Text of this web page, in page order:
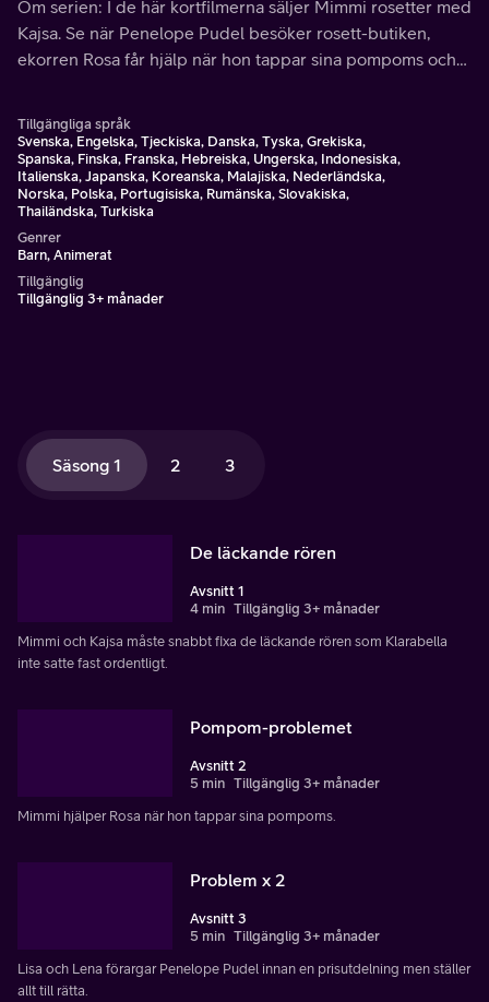
Om serien: I de här kortfilmerna säljer Mimmi rosetter med
Kajsa. Se när Penelope Pudel besöker rosett-butiken,
ekorren Rosa får hjälp när hon tappar sina pompoms och
Tillgängliga språk
Svenska, Engelska, Tjeckiska, Danska, Tyska, Grekiska,
Spanska, Finska, Franska, Hebreiska, Ungerska, Indonesiska,
Italienska, Japanska, Koreanska, Malajiska, Nederländska,
Norska, Polska, Portugisiska, Rumänska, Slovakiska,
Thailändska, Turkiska
Genrer
Barn, Animerat
Tillgänglig
Tillgänglig 3+ månader
Säsong 1 2 3
De läckande rören
Avsnitt 1
4 min Tillgänglig 3+ månader
Mimmi och Kajsa måste snabbt fixa de läckande rören som Klarabella
inte satte fast ordentligt.
Pompom-problemet
Avsnitt 2
5 min Tillgänglig 3+ månader
Mimmi hjälper Rosa när hon tappar sina pompoms.
Problem x 2
Avsnitt 3
5 min Tillgänglig 3+ månader
Lisa och Lena förargar Penelope Pudel innan en prisutdelning men ställer
allt till rätta.